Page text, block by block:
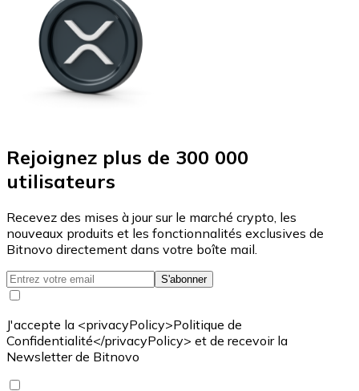
Rejoignez plus de 300 000
utilisateurs
Recevez des mises à jour sur le marché crypto, les
nouveaux produits et les fonctionnalités exclusives de
Bitnovo directement dans votre boîte mail.
S'abonner
J'accepte la <privacyPolicy>Politique de
Confidentialité</privacyPolicy> et de recevoir la
Newsletter de Bitnovo